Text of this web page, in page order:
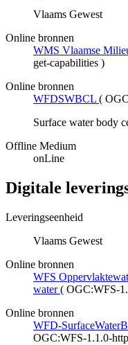
Vlaams Gewest
Online bronnen
WMS Vlaamse
get-capabilities )
Online bronnen
WFDSWBCL (
Surface water body
Offline Medium
onLine
Digitale
Leveringseenheid
Vlaams Gewest
Online bronnen
WFS
water ( OGC:WFS-
Online bronnen
WFD-
OGC:WFS-1.1.0-